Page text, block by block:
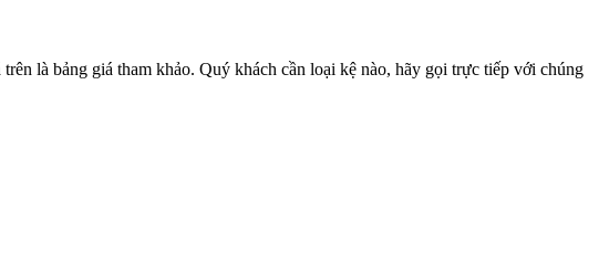
là bảng giá tham khảo. Quý khách cần loại kệ nào, hãy gọi trực tiếp với chúng